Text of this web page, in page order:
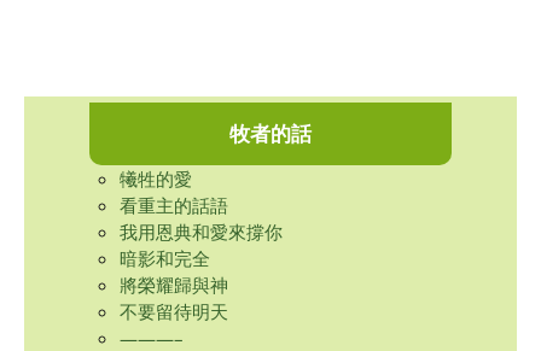
牧者的話
犧牲的愛
看重主的話語
我用恩典和愛來撐你
暗影和完全
將榮耀歸與神
不要留待明天
———–